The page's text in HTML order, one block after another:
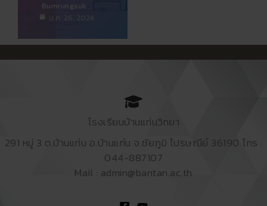
Bumrungsuk
ม.ค. 26, 2024
โรงเรียนบ้านแท่นวิทยา
291 หมู่ 3 ต.บ้านแท่น อ.บ้านแท่น จ.ชัยภูมิ ไปรษณีย์ 36190 โทร :
044-887107
Mail : admin@bantan.ac.th